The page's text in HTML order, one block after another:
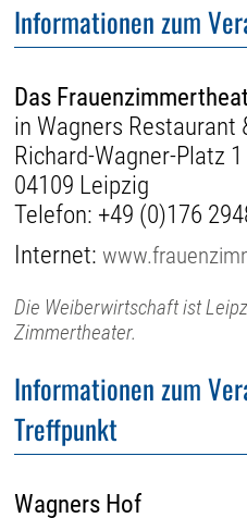
Informationen zum
Das
in Wagners
Richard-Wagner-Platz 1
04109 Leipzig
Telefon: +49 (0)176
Internet:
Die Weiberwirtschaft ist
Zimmertheater.
Informationen zum
Treffpunkt
Wagners Hof